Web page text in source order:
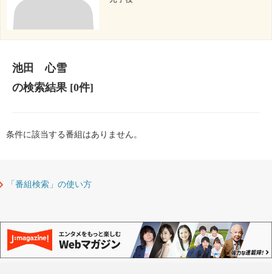
池田 心雪
の検索結果[0件]
条件に該当する番組はありません。
「番組検索」の使い方